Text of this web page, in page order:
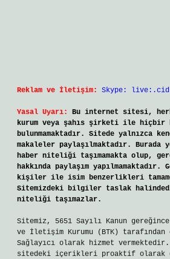
Reklam ve İletişim: Skype:
Yasal Uyarı:
Bu internet sitesi,
kurum veya şahıs şirketi ile hiçbir
bulunmamaktadır. Sitede yalnızca
makaleler paylaşılmaktadır.
haber niteliği taşımamakta olup,
hakkında paylaşım yapılmamaktadır.
kişiler ile isim benzerlikleri
Sitemizdeki bilgiler taslak
niteliği taşımazlar.
Sitemiz, 5651 Sayılı Kanun
ve İletişim Kurumu (BTK) tarafından
Sağlayıcı olarak hizmet
sitedeki içerikleri proaktif olarak